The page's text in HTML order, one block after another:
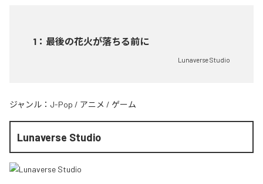
1 ： 最後の花火が落ちる前に
Lunaverse Studio
ジャンル： J-Pop / アニメ / ゲーム
Lunaverse Studio